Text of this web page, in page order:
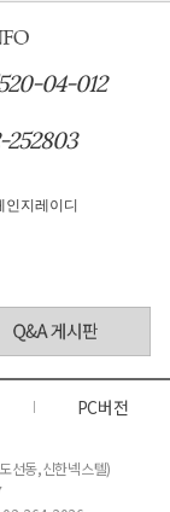
04-012
인지레이디
PC버전
선동,신한넥스텔)